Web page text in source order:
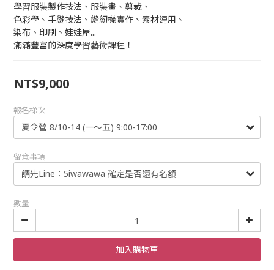
學習服裝製作技法、服裝畫、剪裁、
色彩學、手縫技法、縫紉機實作、素材運用、
染布、印刷、娃娃屋...
滿滿豐富的深度學習藝術課程！
NT$9,000
報名梯次
留意事項
數量
加入購物車